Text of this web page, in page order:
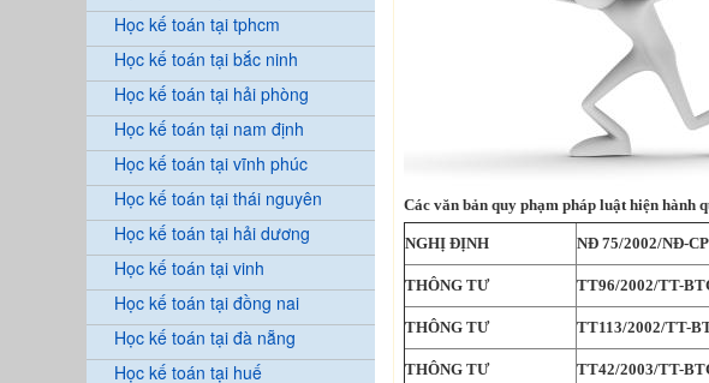
Học kế toán tại tphcm
Học kế toán tại bắc ninh
Học kế toán tại hải phòng
Học kế toán tại nam định
Học kế toán tại vĩnh phúc
Học kế toán tại thái nguyên
Học kế toán tại hải dương
Học kế toán tại vinh
Học kế toán tại đồng nai
Học kế toán tại đà nẵng
Học kế toán tại huế
Các văn bản quy phạm pháp luật hiện hành
NGHỊ ĐỊNH NĐ 75/2002/NĐ-CP
THÔNG TƯ TT96/2002/TT-
THÔNG TƯ TT113/2002/TT-
THÔNG TƯ TT42/2003/TT-